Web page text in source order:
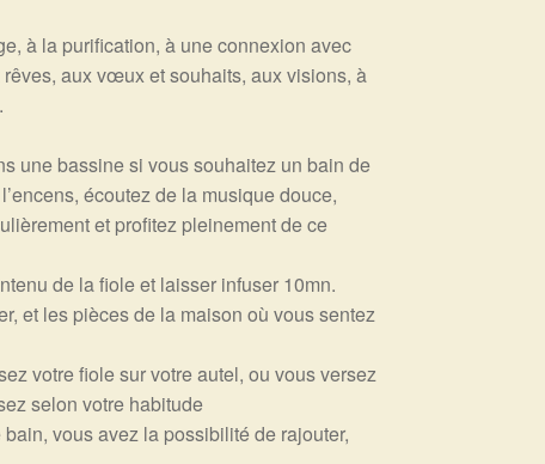
à la purification, à une connexion avec
aux vœux et souhaits, aux visions, à
une bassine si vous souhaitez un bain de
écoutez de la musique douce,
et profitez pleinement de ce
de la fiole et laisser infuser 10mn.
et les pièces de la maison où vous sentez
votre fiole sur votre autel, ou vous versez
selon votre habitude
vous avez la possibilité de rajouter,